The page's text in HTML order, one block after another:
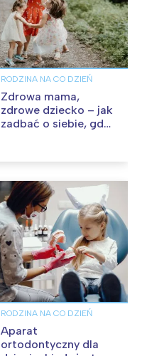
RODZINA NA CO DZIEŃ
Zdrowa mama,
zdrowe dziecko – jak
zadbać o siebie, gdy
RODZINA NA CO DZIEŃ
Aparat
ortodontyczny dla